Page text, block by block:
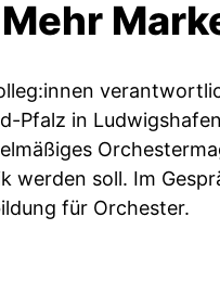
Pfalz in
werden soll. Im
für Orchester.